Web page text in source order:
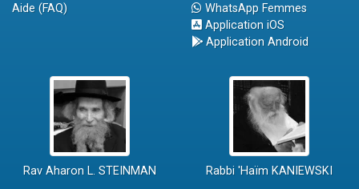
Aide (FAQ)
WhatsApp Femmes
Application iOS
Application Android
Rav Aharon L. STEINMAN Rabbi 'Haïm KANIEWSKI